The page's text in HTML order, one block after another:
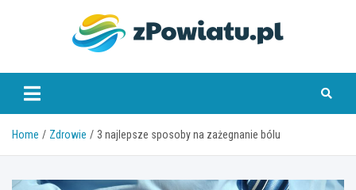
zpowiatu.pl
Home Zdrowie 3 najlepsze sposoby na zażegnanie bólu